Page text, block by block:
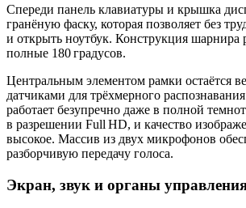
Спереди панель клавиатуры и крышка
гранёную фаску, которая позволяет без
и открыть ноутбук. Конструкция шарнира
полные 180 градусов.
Центральным элементом рамки остаётся
датчиками для трёхмерного
работает безупречно даже в полной
в разрешении Full HD, и качество
высокое. Массив из двух микрофонов
разборчивую передачу голоса.
Экран, звук и органы